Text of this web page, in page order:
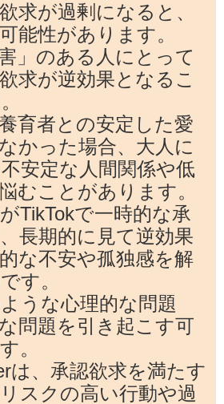
求が過剰になると、
能性があります。
」のある人にとって
求が逆効果となるこ
育者との安定した愛
かった場合、大人に
安定な人間関係や低
むことがあります。
TikTokで一時的な承
長期的に見て逆効果
な不安や孤独感を解
す。
うな心理的な問題
問題を引き起こす可
。
は、承認欲求を満たす
スクの高い行動や過